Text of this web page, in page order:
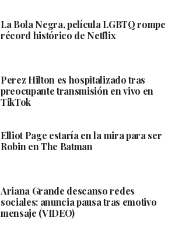
La Bola Negra, película LGBTQ rompe
récord histórico de Netflix
Perez Hilton es hospitalizado tras
preocupante transmisión en vivo en
TikTok
Elliot Page estaría en la mira para ser
Robin en The Batman
Ariana Grande descanso redes
sociales: anuncia pausa tras emotivo
mensaje (VIDEO)